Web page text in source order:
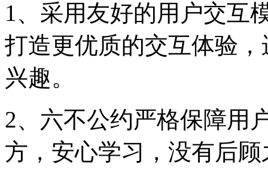
1、采用友好的用户交互
打造更优质的交互体验
兴趣。
2、六不公约严格保障用
方，安心学习，没有后顾